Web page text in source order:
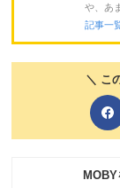
や、あ
記事一
＼ こ